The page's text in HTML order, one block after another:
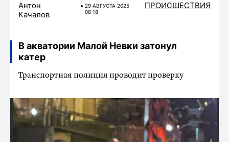
Антон
Качалов
29 АВГУСТА 2025
08:18
ПРОИСШЕСТВИЯ
В акватории Малой Невки затонул
катер
Транспортная полиция проводит проверку